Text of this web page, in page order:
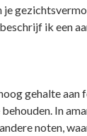
je
ik een
gehalte aan
In
noten,